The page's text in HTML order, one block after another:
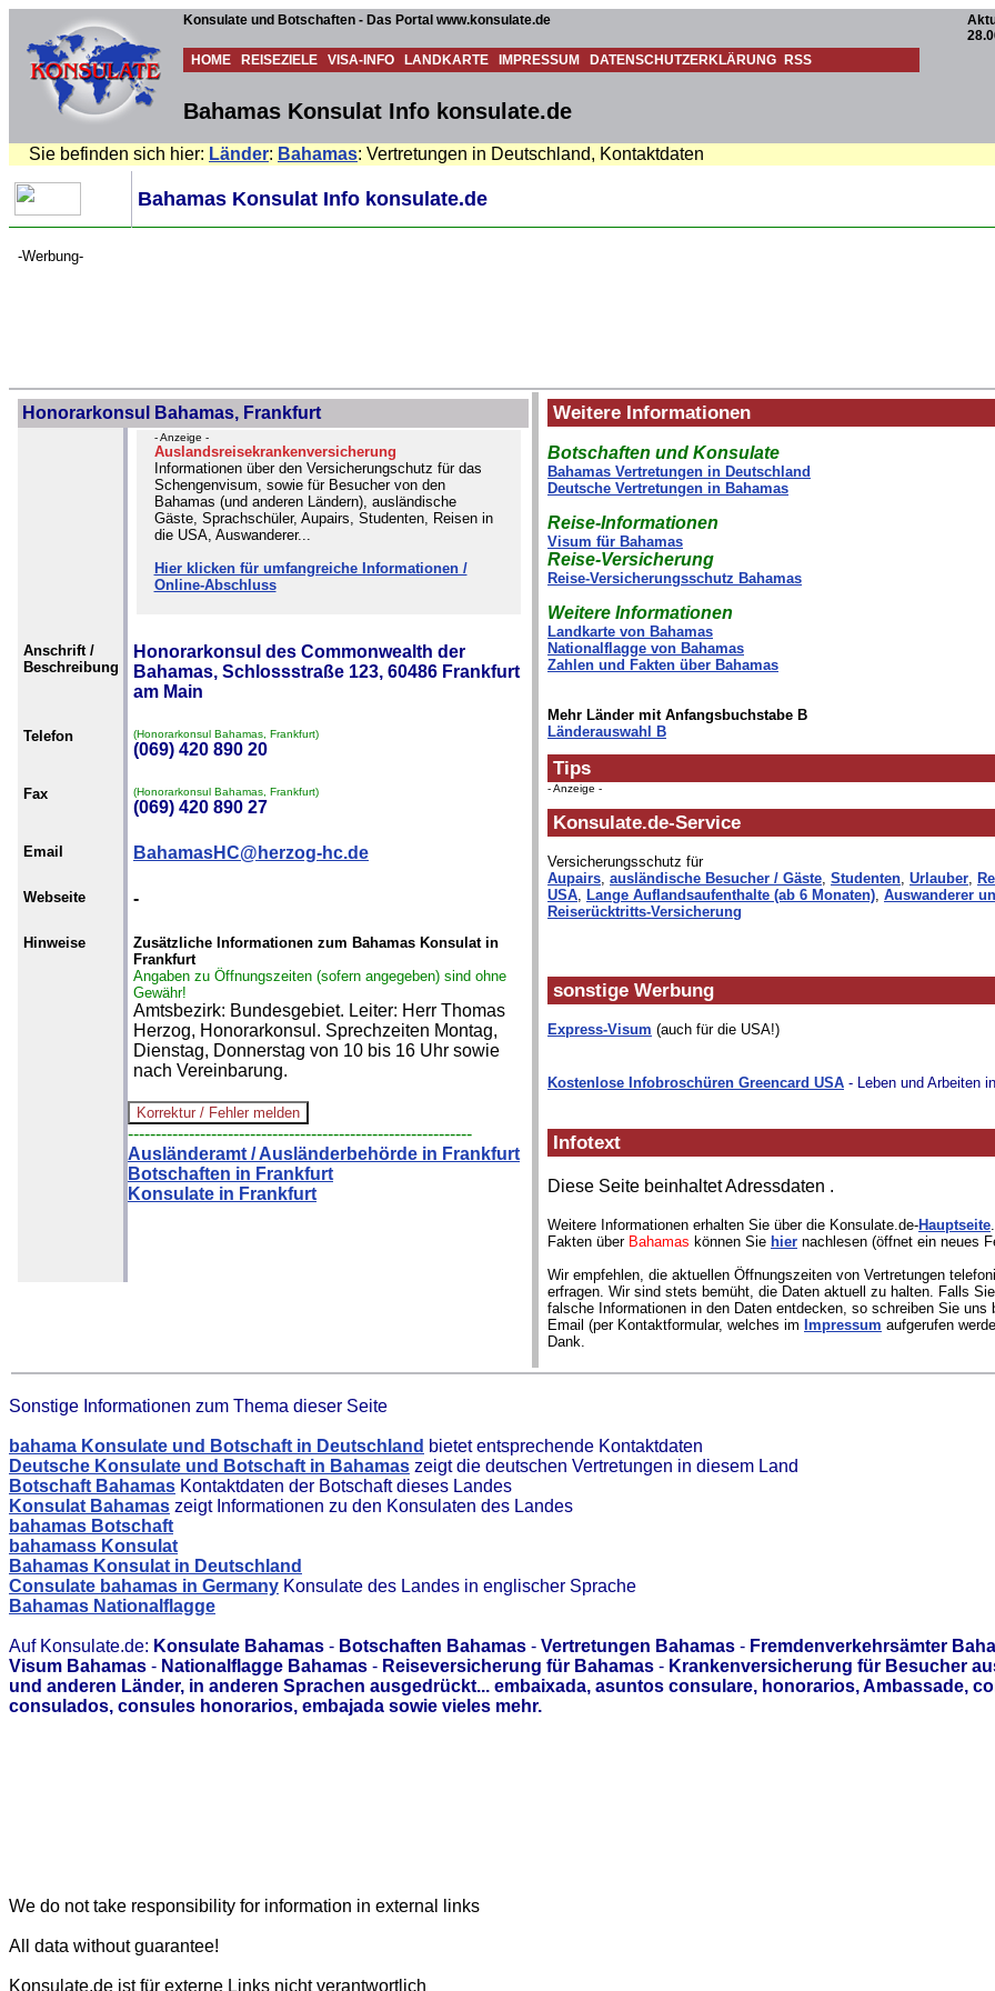
Konsulate und Botschaften - Das Portal www.konsulate.de
HOME REISEZIELE VISA-INFO LANDKARTE IMPRESSUM DATENSCHUTZERKLÄRUNG RSS
Bahamas Konsulat Info konsulate.de
Sie befinden sich hier: Länder: Bahamas: Vertretungen in Deutschland, Kontaktdaten
Bahamas Konsulat Info konsulate.de
-Werbung-
Honorarkonsul Bahamas, Frankfurt
- Anzeige -
Auslandsreisekrankenversicherung
Informationen über den Versicherungschutz für das
Schengenvisum, sowie für Besucher von den
Bahamas (und anderen Ländern), ausländische
Gäste, Sprachschüler, Aupairs, Studenten, Reisen in
die USA, Auswanderer...
Hier klicken für umfangreiche Informationen /
Online-Abschluss
Anschrift /
Beschreibung
Honorarkonsul des Commonwealth der
Bahamas, Schlossstraße 123, 60486 Frankfurt
am Main
Telefon (Honorarkonsul Bahamas, Frankfurt)
(069) 420 890 20
Fax (Honorarkonsul Bahamas, Frankfurt)
(069) 420 890 27
Email BahamasHC@herzog-hc.de
Webseite -
Hinweise
Zusätzliche Informationen zum Bahamas Konsulat in
Frankfurt
Angaben zu Öffnungszeiten (sofern angegeben) sind ohne
Gewähr!
Amtsbezirk: Bundesgebiet. Leiter: Herr Thomas
Herzog, Honorarkonsul. Sprechzeiten Montag,
Dienstag, Donnerstag von 10 bis 16 Uhr sowie
nach Vereinbarung.
--------------------------------------------------------------
Ausländeramt / Ausländerbehörde in Frankfurt
Botschaften in Frankfurt
Konsulate in Frankfurt
Weitere Informationen
Botschaften und Konsulate
Bahamas Vertretungen in Deutschland
Deutsche Vertretungen in Bahamas
Reise-Informationen
Visum für Bahamas
Reise-Versicherung
Reise-Versicherungsschutz Bahamas
Weitere Informationen
Landkarte von Bahamas
Nationalflagge von Bahamas
Zahlen und Fakten über Bahamas
Mehr Länder mit Anfangsbuchstabe B
Länderauswahl B
Tips
- Anzeige -
Konsulate.de-Service
Versicherungsschutz für
Aupairs, ausländische Besucher / Gäste, Studenten, Urlauber,
USA, Lange Auflandsaufenthalte (ab 6 Monaten), Auswanderer
Reiserücktritts-Versicherung
sonstige Werbung
Express-Visum (auch für die USA!)
Kostenlose Infobroschüren Greencard USA - Leben und Arbeiten
Infotext
Diese Seite beinhaltet Adressdaten .
Weitere Informationen erhalten Sie über die Konsulate.de-Hauptseite
Fakten über Bahamas können Sie hier nachlesen (öffnet ein neues
Wir empfehlen, die aktuellen Öffnungszeiten von Vertretungen
erfragen. Wir sind stets bemüht, die Daten aktuell zu halten. Falls
falsche Informationen in den Daten entdecken, so schreiben Sie uns
Email (per Kontaktformular, welches im Impressum aufgerufen
Dank.
Sonstige Informationen zum Thema dieser Seite
bahama Konsulate und Botschaft in Deutschland bietet entsprechende Kontaktdaten
Deutsche Konsulate und Botschaft in Bahamas zeigt die deutschen Vertretungen in diesem Land
Botschaft Bahamas Kontaktdaten der Botschaft dieses Landes
Konsulat Bahamas zeigt Informationen zu den Konsulaten des Landes
bahamas Botschaft
bahamass Konsulat
Bahamas Konsulat in Deutschland
Consulate bahamas in Germany Konsulate des Landes in englischer Sprache
Bahamas Nationalflagge
Auf Konsulate.de: Konsulate Bahamas - Botschaften Bahamas - Vertretungen Bahamas - Fremdenverkehrsämter
Visum Bahamas - Nationalflagge Bahamas - Reiseversicherung für Bahamas - Krankenversicherung für Besucher
und anderen Länder, in anderen Sprachen ausgedrückt... embaixada, asuntos consulare, honorarios, Ambassade,
consulados, consules honorarios, embajada sowie vieles mehr.
We do not take responsibility for information in external links
All data without guarantee!
Konsulate.de ist für externe Links nicht verantwortlich